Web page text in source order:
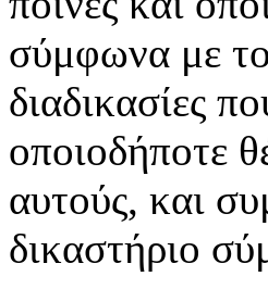
σύμφωνα με
διαδικασίες
οποιοδήποτε
αυτούς, και
δικαστήριο